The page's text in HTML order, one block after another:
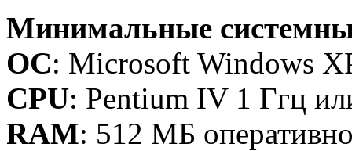
Минимальные
OC: Microsoft Windows
CPU: Pentium IV 1 Ггц
RAM: 512 MБ